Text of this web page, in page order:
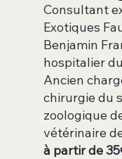
Consultant
Exotiques
Benjamin
hospitalier
Ancien
chirurgie du
zoologique
vétérinaire
à partir de